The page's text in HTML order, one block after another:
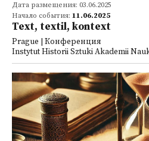
Дата размещения: 03.06.2025
Начало события: 11.06.2025
Text, textil, kontext
Prague | Конференция
Instytut Historii Sztuki Akademii